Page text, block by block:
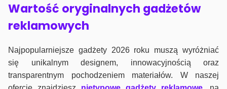
Wartość oryginalnych gadżetów
reklamowych
Najpopularniejsze gadżety 2026 roku muszą wyróżniać
się unikalnym designem, innowacyjnością oraz
transparentnym pochodzeniem materiałów. W naszej